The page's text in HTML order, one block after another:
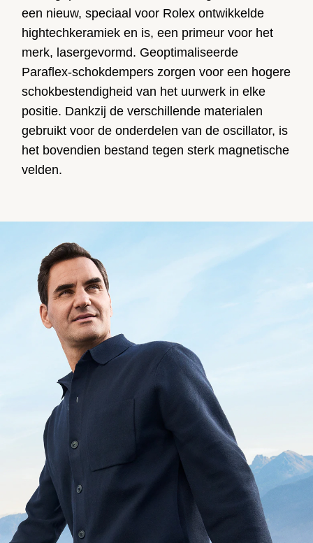
een nieuw, speciaal voor Rolex ontwikkelde
hightechkeramiek en is, een primeur voor het
merk, lasergevormd. Geoptimaliseerde
Paraflex-schokdempers zorgen voor een hogere
schokbestendigheid van het uurwerk in elke
positie. Dankzij de verschillende materialen
gebruikt voor de onderdelen van de oscillator, is
het bovendien bestand tegen sterk magnetische
velden.